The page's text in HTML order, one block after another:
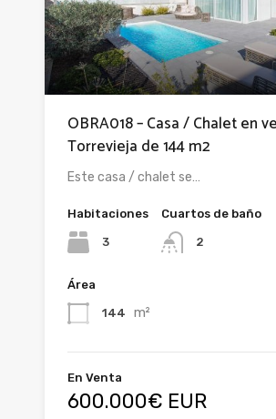
OBRA018 – Casa / Chalet en
Torrevieja de 144 m2
Este casa / chalet se…
Habitaciones
3
Cuartos de baño
2
Área
144 m²
En Venta
600.000€ EUR